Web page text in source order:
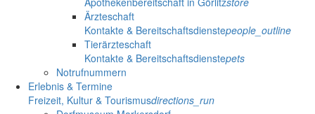
Ärzteschaft
Kontakte & Bereitschaftsdienstepeople_outline
Tierärzteschaft
Kontakte & Bereitschaftsdienstepets
Notrufnummern
Erlebnis & Termine
Freizeit, Kultur & Tourismusdirections_run